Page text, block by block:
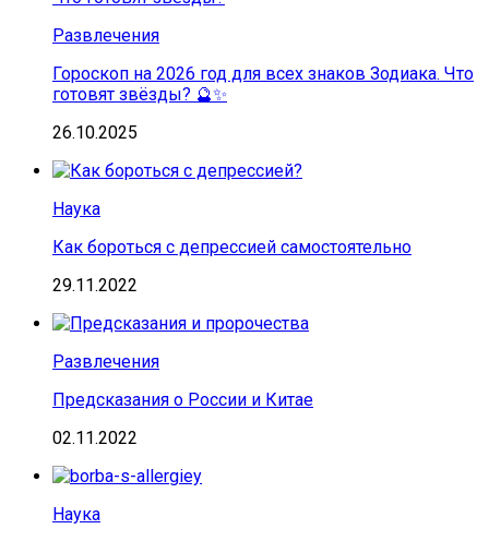
Развлечения
Гороскоп на 2026 год для всех знаков Зодиака. Что
готовят звёзды? 🔮✨
26.10.2025
Наука
Как бороться с депрессией самостоятельно
29.11.2022
Развлечения
Предсказания о России и Китае
02.11.2022
Наука